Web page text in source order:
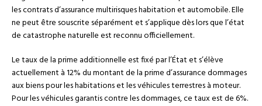
les contrats d’assurance multirisques habitation et automobile. Elle
ne peut être souscrite séparément et s’applique dès lors que l’état
de catastrophe naturelle est reconnu officiellement.
Le taux de la prime additionnelle est fixé par l’État et s’élève
actuellement à 12% du montant de la prime d’assurance dommages
aux biens pour les habitations et les véhicules terrestres à moteur.
Pour les véhicules garantis contre les dommages, ce taux est de 6%.